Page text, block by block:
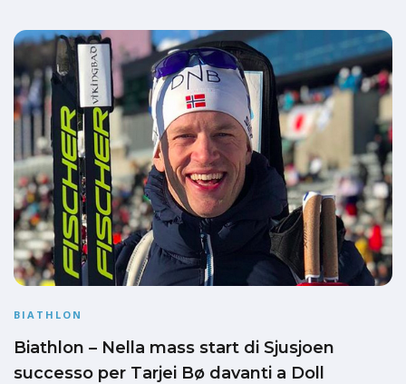
BIATHLON
Biathlon – Nella mass start di Sjusjoen
successo per Tarjei Bø davanti a Doll